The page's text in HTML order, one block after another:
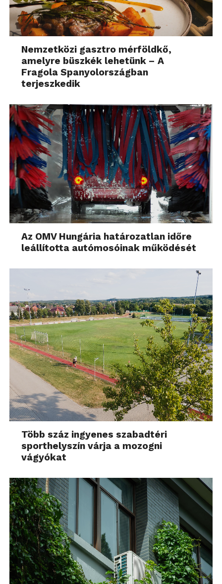
Nemzetközi gasztro mérföldkő,
amelyre büszkék lehetünk – A
Fragola Spanyolországban
terjeszkedik
Az OMV Hungária határozatlan időre
leállította autómosóinak működését
Több száz ingyenes szabadtéri
sporthelyszín várja a mozogni
vágyókat